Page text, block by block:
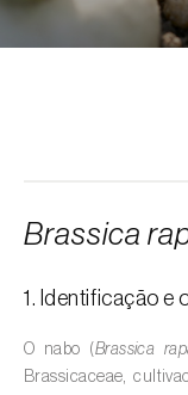
Alface (
Ambientes
valas, canais,
de tratamento
Brassica
1. Identificação e
O nabo (Brassica
Brassicaceae,